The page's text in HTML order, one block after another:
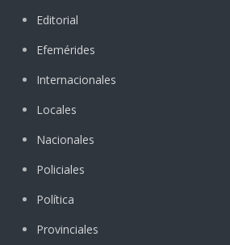
Editorial
Efemérides
Internacionales
Locales
Nacionales
Policiales
Política
Provinciales